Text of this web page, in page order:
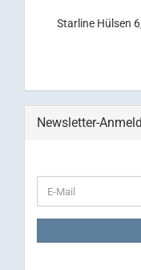
Starline Hülsen
Newsletter-
ZUR
E-
Mail